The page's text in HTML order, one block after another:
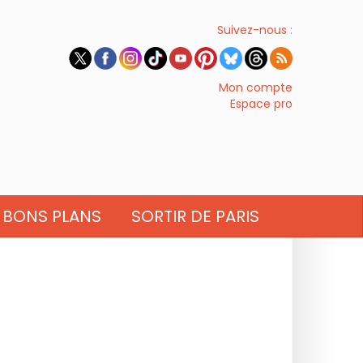
Suivez-nous :
Mon compte
Espace pro
BONS PLANS SORTIR DE PARIS